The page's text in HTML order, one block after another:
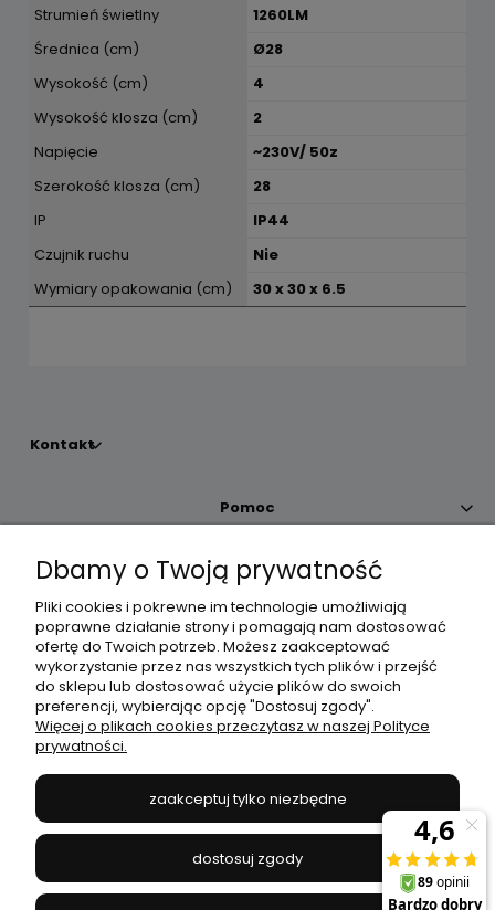
Strumień świetlny
1260LM
Średnica (cm)
Ø28
Wysokość (cm)
4
Wysokość klosza (cm)
2
Napięcie
~230V/ 50z
Szerokość klosza (cm)
28
IP
IP44
Czujnik ruchu
Nie
Wymiary opakowania (cm)
30 x 30 x 6.5
Kontakt
Pomoc
Moje konto
Płatności i dostawa
Informacje
JANEX
669-050-03-43
504 545 749//E-mail:sklep@janexmarket.pl
Dbamy o Twoją prywatność
Pliki cookies i pokrewne im technologie umożliwiają
poprawne działanie strony i pomagają nam dostosować
ofertę do Twoich potrzeb. Możesz zaakceptować
wykorzystanie przez nas wszystkich tych plików i przejść
do sklepu lub dostosować użycie plików do swoich
preferencji, wybierając opcję "Dostosuj zgody".
Więcej o plikach cookies przeczytasz w naszej Polityce
prywatności.
zaakceptuj tylko niezbędne
dostosuj zgody